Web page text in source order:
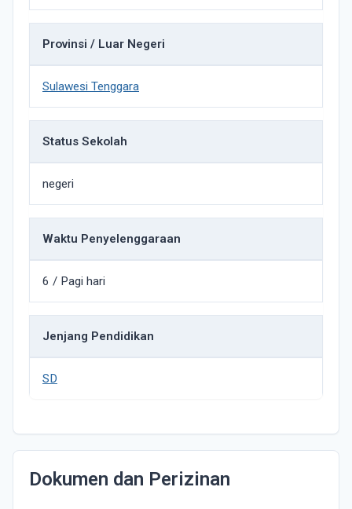
Provinsi / Luar Negeri
Sulawesi Tenggara
Status Sekolah
negeri
Waktu Penyelenggaraan
6 / Pagi hari
Jenjang Pendidikan
SD
Dokumen dan Perizinan